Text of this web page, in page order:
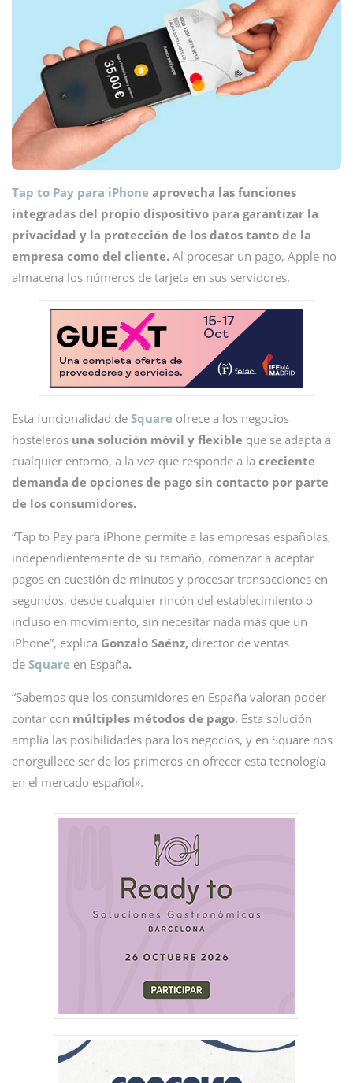
Tap to Pay para iPhone aprovecha las funciones
integradas del propio dispositivo para garantizar la
privacidad y la protección de los datos tanto de la
empresa como del cliente. Al procesar un pago, Apple no
almacena los números de tarjeta en sus servidores.
Esta funcionalidad de Square ofrece a los negocios
hosteleros una solución móvil y flexible que se adapta a
cualquier entorno, a la vez que responde a la creciente
demanda de opciones de pago sin contacto por parte
de los consumidores.
“Tap to Pay para iPhone permite a las empresas españolas,
independientemente de su tamaño, comenzar a aceptar
pagos en cuestión de minutos y procesar transacciones en
segundos, desde cualquier rincón del establecimiento o
incluso en movimiento, sin necesitar nada más que un
iPhone”, explica Gonzalo Saénz, director de ventas
de Square en España.
“Sabemos que los consumidores en España valoran poder
contar con múltiples métodos de pago. Esta solución
amplía las posibilidades para los negocios, y en Square nos
enorgullece ser de los primeros en ofrecer esta tecnología
en el mercado español».